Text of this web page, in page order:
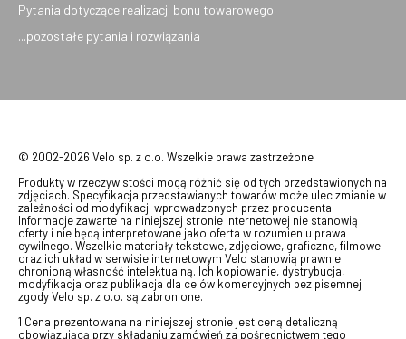
Pytania dotyczące realizacji bonu towarowego
...pozostałe pytania i rozwiązania
© 2002-2026 Velo sp. z o.o. Wszelkie prawa zastrzeżone
Produkty w rzeczywistości mogą różnić się od tych przedstawionych na
zdjęciach. Specyfikacja przedstawianych towarów może ulec zmianie w
zależności od modyfikacji wprowadzonych przez producenta.
Informacje zawarte na niniejszej stronie internetowej nie stanowią
oferty i nie będą interpretowane jako oferta w rozumieniu prawa
cywilnego. Wszelkie materiały tekstowe, zdjęciowe, graficzne, filmowe
oraz ich układ w serwisie internetowym Velo stanowią prawnie
chronioną własność intelektualną. Ich kopiowanie, dystrybucja,
modyfikacja oraz publikacja dla celów komercyjnych bez pisemnej
zgody Velo sp. z o.o. są zabronione.
1 Cena prezentowana na niniejszej stronie jest ceną detaliczną
obowiązującą przy składaniu zamówień za pośrednictwem tego